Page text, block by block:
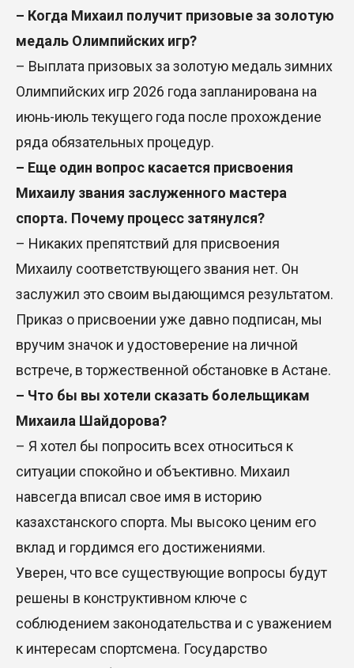
– Когда Михаил получит призовые за золотую
медаль Олимпийских игр?
– Выплата призовых за золотую медаль зимних
Олимпийских игр 2026 года запланирована на
июнь-июль текущего года после прохождение
ряда обязательных процедур.
– Еще один вопрос касается присвоения
Михаилу звания заслуженного мастера
спорта. Почему процесс затянулся?
– Никаких препятствий для присвоения
Михаилу соответствующего звания нет. Он
заслужил это своим выдающимся результатом.
Приказ о присвоении уже давно подписан, мы
вручим значок и удостоверение на личной
встрече, в торжественной обстановке в Астане.
– Что бы вы хотели сказать болельщикам
Михаила Шайдорова?
– Я хотел бы попросить всех относиться к
ситуации спокойно и объективно. Михаил
навсегда вписал свое имя в историю
казахстанского спорта. Мы высоко ценим его
вклад и гордимся его достижениями.
Уверен, что все существующие вопросы будут
решены в конструктивном ключе с
соблюдением законодательства и с уважением
к интересам спортсмена. Государство